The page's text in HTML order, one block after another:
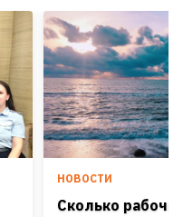
НОВОСТИ
Сколько